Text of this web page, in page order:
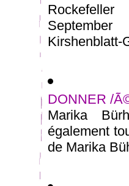
Kirshenblatt-
DONNER /
Marika
également
de Marika